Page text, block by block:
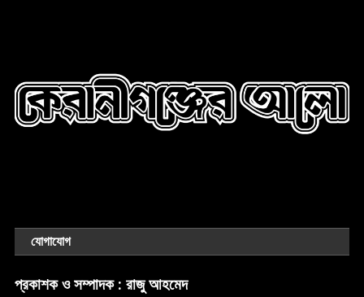
যোগাযোগ
প্রকাশক ও সম্পাদক :রাজু আহমেদ